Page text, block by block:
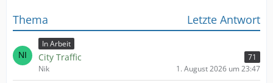
Thema Letzte Antwort
In Arbeit
City Traffic
71
Nik
1. August 2026 um 23:47